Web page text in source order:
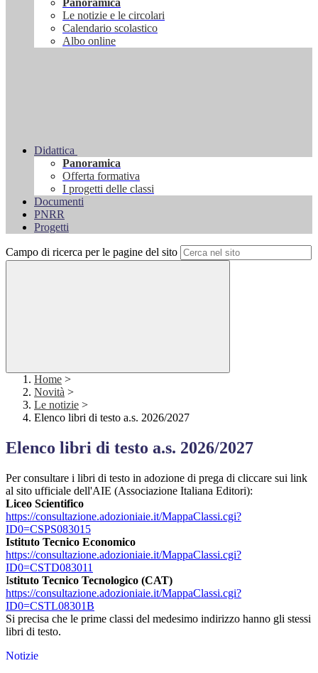
Panoramica
Le notizie e le circolari
Calendario scolastico
Albo online
Didattica
Panoramica
Offerta formativa
I progetti delle classi
Documenti
PNRR
Progetti
Campo di ricerca per le pagine del sito
Home >
Novità >
Le notizie >
Elenco libri di testo a.s. 2026/2027
Elenco libri di testo a.s. 2026/2027
Per consultare i libri di testo in adozione di prega di cliccare sui link
al sito ufficiale dell'AIE (Associazione Italiana Editori):
Liceo Scientifico
https://consultazione.adozioniaie.it/MappaClassi.cgi?
ID0=CSPS083015
Istituto Tecnico Economico
https://consultazione.adozioniaie.it/MappaClassi.cgi?
ID0=CSTD083011
Istituto Tecnico Tecnologico (CAT)
https://consultazione.adozioniaie.it/MappaClassi.cgi?
ID0=CSTL08301B
Si precisa che le prime classi del medesimo indirizzo hanno gli stessi
libri di testo.
Notizie